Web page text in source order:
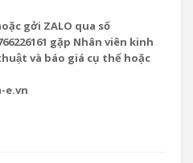
gởi ZALO qua số
gặp Nhân viên kinh
và báo giá cụ thể hoặc
e.vn